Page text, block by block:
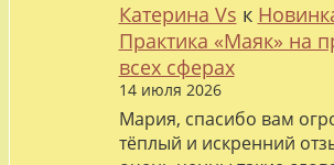
Катерина Vs к
Практика «Маяк» на
всех сферах
14 июля 2026
Мария, спасибо вам
тёплый и искренний